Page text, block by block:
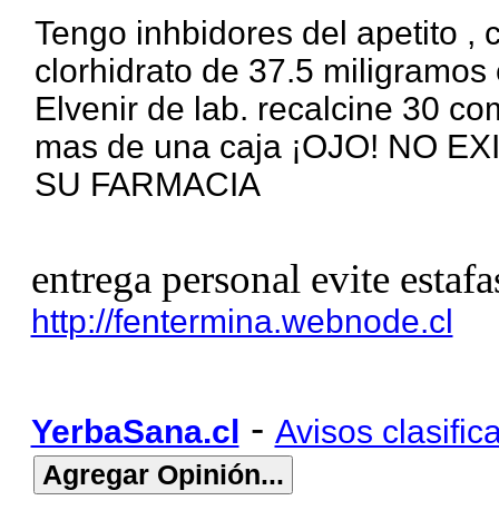
Tengo inhbidores del apetito ,
clorhidrato de 37.5
Elvenir de lab. recalcine 30
mas de una caja ¡OJO! NO
SU FARMACIA
entrega personal evite
http://fentermina.webnode.cl
YerbaSana.cl - Avisos